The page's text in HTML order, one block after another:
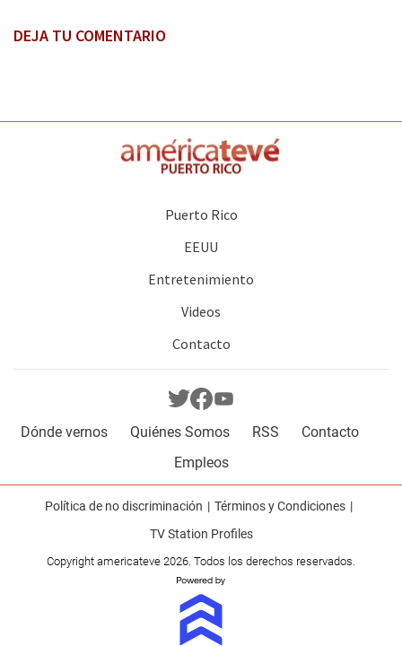
DEJA TU COMENTARIO
Puerto Rico
EEUU
Entretenimiento
Videos
Contacto
Dónde vernos Quiénes Somos RSS
Contacto
Empleos
Política de no discriminación
Términos y Condiciones
TV Station Profiles
Copyright americateve 2026. Todos los derechos reservados.